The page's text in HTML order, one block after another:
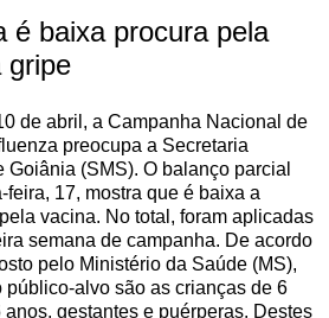
é baixa procura pela
gripe
de abril, a Campanha Nacional de
preocupa a Secretaria
Goiânia (SMS). O balanço parcial
17, mostra que é baixa a
vacina. No total, foram aplicadas
semana de campanha. De acordo
pelo Ministério da Saúde (MS),
público-alvo são as crianças de 6
gestantes e puérperas. Destes